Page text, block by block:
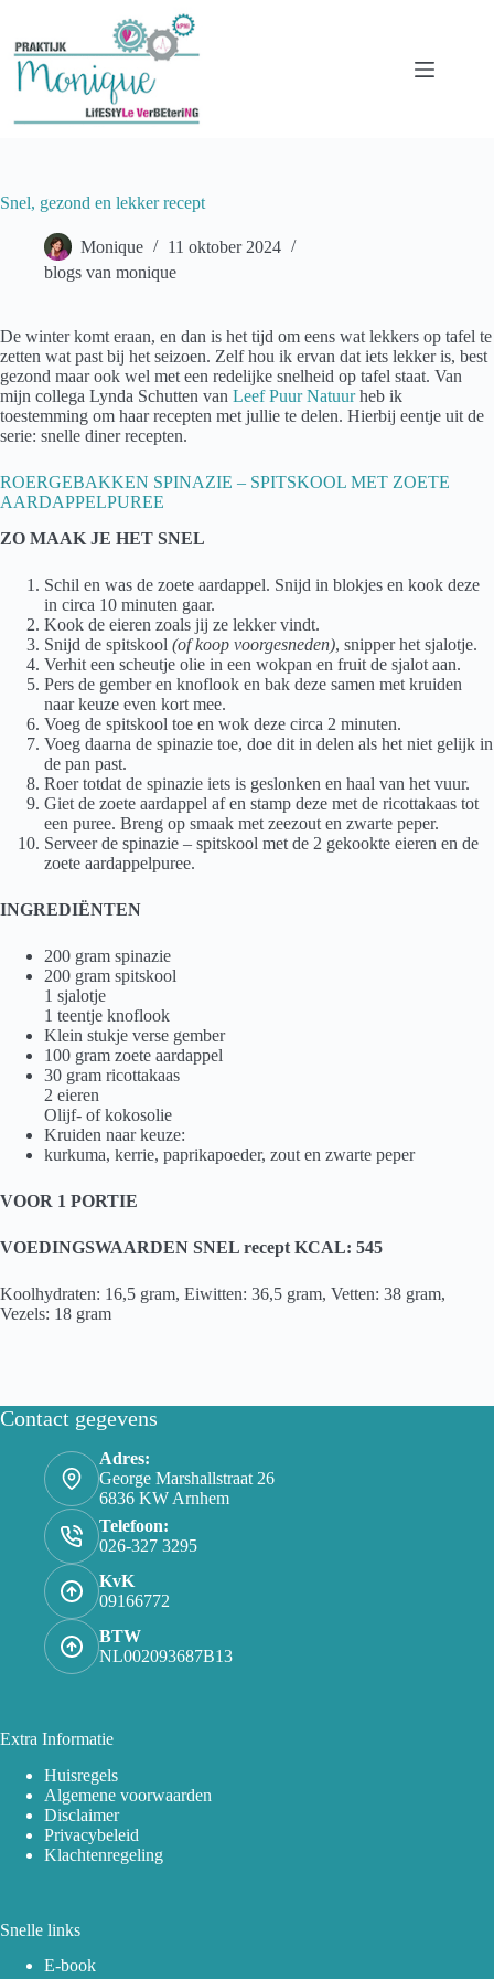
inhoud
Snel, gezond en lekker recept
Monique
11 oktober 2024
blogs van monique
De winter komt eraan, en dan is het tijd om eens wat lekkers op tafel te
zetten wat past bij het seizoen. Zelf hou ik ervan dat iets lekker is, best
gezond maar ook wel met een redelijke snelheid op tafel staat. Van
mijn collega Lynda Schutten van Leef Puur Natuurheb ik
toestemming om haar recepten met jullie te delen. Hierbij eentje uit de
serie: snelle diner recepten.
ROERGEBAKKEN SPINAZIE – SPITSKOOL MET ZOETE
AARDAPPELPUREE
ZO MAAK JE HET SNEL
Schil en was de zoete aardappel. Snijd in blokjes en kook deze
in circa 10 minuten gaar.
Kook de eieren zoals jij ze lekker vindt.
Snijd de spitskool (of koop voorgesneden), snipper het sjalotje.
Verhit een scheutje olie in een wokpan en fruit de sjalot aan.
Pers de gember en knoflook en bak deze samen met kruiden
naar keuze even kort mee.
Voeg de spitskool toe en wok deze circa 2 minuten.
Voeg daarna de spinazie toe, doe dit in delen als het niet gelijk in
de pan past.
Roer totdat de spinazie iets is geslonken en haal van het vuur.
Giet de zoete aardappel af en stamp deze met de ricottakaas tot
een puree. Breng op smaak met zeezout en zwarte peper.
Serveer de spinazie – spitskool met de 2 gekookte eieren en de
zoete aardappelpuree.
INGREDIËNTEN
200 gram spinazie
200 gram spitskool
1 sjalotje
1 teentje knoflook
Klein stukje verse gember
100 gram zoete aardappel
30 gram ricottakaas
2 eieren
Olijf- of kokosolie
Kruiden naar keuze:
kurkuma, kerrie, paprikapoeder, zout en zwarte peper
VOOR 1 PORTIE
VOEDINGSWAARDEN SNEL recept KCAL: 545
Koolhydraten: 16,5 gram, Eiwitten: 36,5 gram, Vetten: 38 gram,
Vezels: 18 gram
Contact gegevens
Adres:
George Marshallstraat 26
6836 KW Arnhem
Telefoon:
026-327 3295
KvK
09166772
BTW
NL002093687B13
Extra Informatie
Huisregels
Algemene voorwaarden
Disclaimer
Privacybeleid
Klachtenregeling
Snelle links
E-book